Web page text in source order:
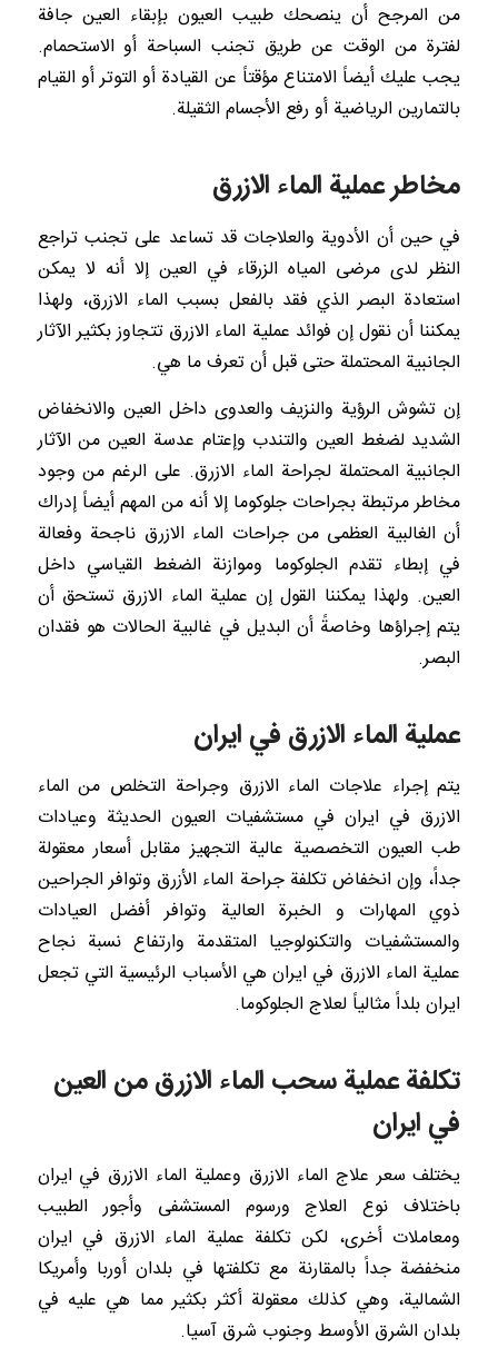
من المرجح أن ينصحك طبيب العيون بإبقاء العين جافة
لفترة من الوقت عن طريق تجنب السباحة أو الاستحمام.
يجب عليك أيضاً الامتناع مؤقتاً عن القيادة أو التوتر أو القيام
بالتمارين الرياضية أو رفع الأجسام الثقيلة.
مخاطر عملية الماء الازرق
في حين أن الأدوية والعلاجات قد تساعد على تجنب تراجع
النظر لدى مرضى المياه الزرقاء في العين إلا أنه لا يمكن
استعادة البصر الذي فقد بالفعل بسبب الماء الازرق، ولهذا
يمكننا أن نقول إن فوائد عملية الماء الازرق تتجاوز بكثير الآثار
الجانبية المحتملة حتى قبل أن تعرف ما هي.
إن تشوش الرؤية والنزيف والعدوى داخل العين والانخفاض
الشديد لضغط العين والتندب وإعتام عدسة العين من الآثار
الجانبية المحتملة لجراحة الماء الازرق. على الرغم من وجود
مخاطر مرتبطة بجراحات جلوكوما إلا أنه من المهم أيضاً إدراك
أن الغالبية العظمى من جراحات الماء الازرق ناجحة وفعالة
في إبطاء تقدم الجلوكوما وموازنة الضغط القياسي داخل
العين. ولهذا يمكننا القول إن عملية الماء الازرق تستحق أن
يتم إجراؤها وخاصةً أن البديل في غالبية الحالات هو فقدان
البصر.
عملية الماء الازرق في ايران
يتم إجراء علاجات الماء الازرق وجراحة التخلص من الماء
الازرق في ايران في مستشفيات العيون الحديثة وعيادات
طب العيون التخصصية عالية التجهيز مقابل أسعار معقولة
جداً، وإن انخفاض تكلفة جراحة الماء الأزرق وتوافر الجراحين
ذوي المهارات و الخبرة العالية وتوافر أفضل العيادات
والمستشفيات والتكنولوجيا المتقدمة وارتفاع نسبة نجاح
عملية الماء الازرق في ايران هي الأسباب الرئيسية التي تجعل
ايران بلداً مثالياً لعلاج الجلوكوما.
تكلفة عملية سحب الماء الازرق من العين
في ايران
يختلف سعر علاج الماء الازرق وعملية الماء الازرق في ايران
باختلاف نوع العلاج ورسوم المستشفى وأجور الطبيب
ومعاملات أخرى، لكن تكلفة عملية الماء الازرق في ايران
منخفضة جداً بالمقارنة مع تكلفتها في بلدان أوربا وأمريكا
الشمالية، وهي كذلك معقولة أكثر بكثير مما هي عليه في
بلدان الشرق الأوسط وجنوب شرق آسيا.